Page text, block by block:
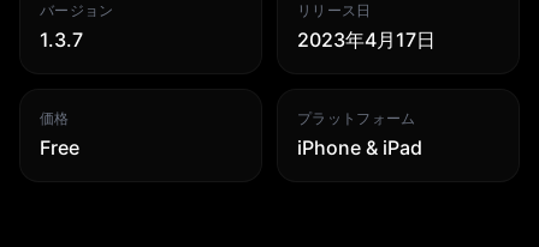
バージョン
1.3.7
リリース日
2023年4月17日
価格
Free
プラットフォーム
iPhone & iPad